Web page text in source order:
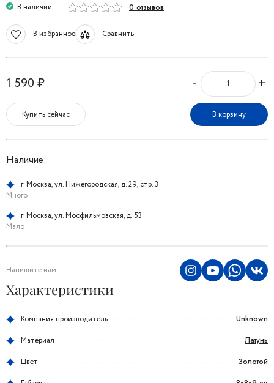
В наличии 0 отзывов
В избранное Сравнить
1 590 ₽ - +
Купить сейчас В корзину
Наличие:
г. Москва, ул. Нижегородская, д. 29, стр. 3
Много
г. Москва, ул. Мосфильмовская, д. 53
Мало
Напишите нам
Характеристики
Компания производитель Unknown
Материал Латунь
Цвет Золотой